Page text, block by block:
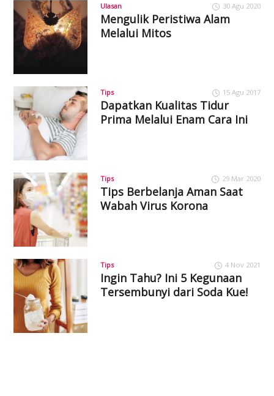
Ulasan 30 Agu 2020
Mengulik Peristiwa Alam
Melalui Mitos
Tips 15 Agu 2017
Dapatkan Kualitas Tidur
Prima Melalui Enam Cara Ini
Tips 29 Mar 2020
Tips Berbelanja Aman Saat
Wabah Virus Korona
Tips 4 Nov 2021
Ingin Tahu? Ini 5 Kegunaan
Tersembunyi dari Soda Kue!